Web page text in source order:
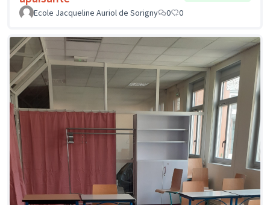
Ecole Jacqueline Auriol de Sorigny 0 0